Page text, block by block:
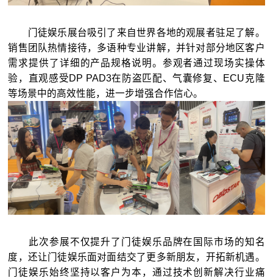
门徒娱乐展台吸引了来自世界各地的观展者驻足了解。
销售团队热情接待，多语种专业讲解，并针对部分地区客户
需求提供了详细的产品规格说明。参观者通过现场实操体
验，直观感受DP PAD3在防盗匹配、气囊修复、ECU克隆
等场景中的高效性能，进一步增强合作信心。
此次参展不仅提升了门徒娱乐品牌在国际市场的知名
度，还让门徒娱乐面对面结交了更多新朋友，开拓新机遇。
门徒娱乐始终坚持以客户为本，通过技术创新解决行业痛